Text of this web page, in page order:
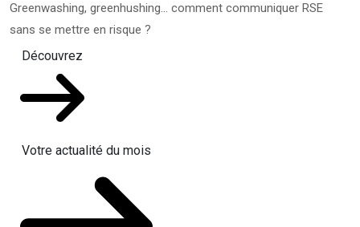
Greenwashing, greenhushing… comment communiquer RSE
sans se mettre en risque ?
Découvrez
Votre actualité du mois